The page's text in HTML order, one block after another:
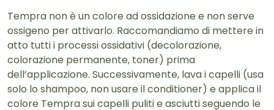
Tempra non è un colore ad ossidazione e non serve
ossigeno per attivarlo. Raccomandiamo di mettere in
atto tutti i processi ossidativi (decolorazione,
colorazione permanente, toner) prima
dell’applicazione. Successivamente, lava i capelli (usa
solo lo shampoo, non usare il conditioner) e applica il
colore Tempra sui capelli puliti e asciutti seguendo le